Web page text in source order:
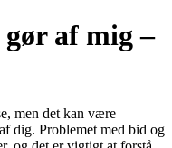
af mig –
men det kan være
dig. Problemet med bid og